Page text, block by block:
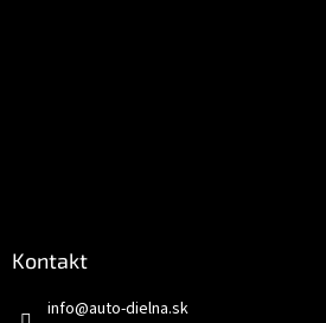
Kontakt
info@auto-dielna.sk